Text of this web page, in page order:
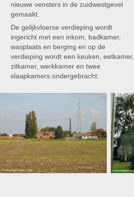
nieuwe vensters in de zuidwestgevel
gemaakt.
De gelijkvloerse verdieping wordt
ingericht met een inkom, badkamer,
wasplaats en berging en op de
verdieping wordt een keuken, eetkamer,
zitkamer, werkkamer en twee
slaapkamers ondergebracht.